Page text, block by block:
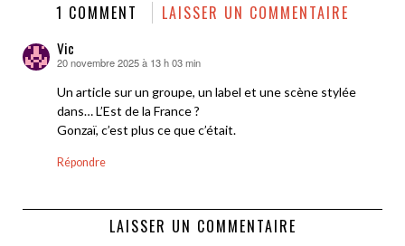
1 COMMENT LAISSER UN COMMENTAIRE
Vic
dit :
20 novembre 2025 à 13 h 03 min
Un article sur un groupe, un label et une scène stylée
dans… L’Est de la France ?
Gonzaï, c’est plus ce que c’était.
Répondre
LAISSER UN COMMENTAIRE